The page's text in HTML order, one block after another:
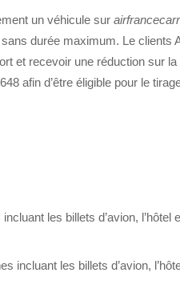
un véhicule sur
durée maximum. Le clients
et recevoir une réduction sur
afin d’être éligible pour le
les billets d’avion, l’hôtel
incluant les billets d’avion,